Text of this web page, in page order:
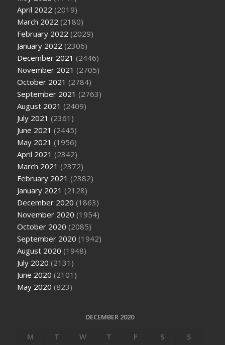
April 2022 (2019)
March 2022 (2180)
February 2022 (2029)
January 2022 (2306)
December 2021 (2446)
November 2021 (2705)
October 2021 (2784)
September 2021 (2763)
August 2021 (2409)
July 2021 (2361)
June 2021 (2445)
May 2021 (1956)
April 2021 (2342)
March 2021 (2372)
February 2021 (2382)
January 2021 (2128)
December 2020 (1863)
November 2020 (1954)
October 2020 (2085)
September 2020 (1942)
August 2020 (1948)
July 2020 (2131)
June 2020 (2101)
May 2020 (823)
DECEMBER 2020
M T W T F S
S